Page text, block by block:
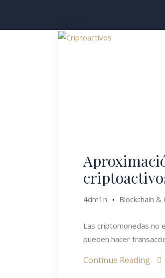
4dm1n Blockchain
Las criptomonedas no
pueden hacer
Continue Reading